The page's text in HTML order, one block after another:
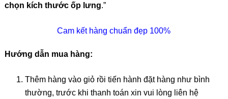
chọn kích thước ốp lưng.”
Cam kết hàng chuẩn đẹp 100%
Hướng dẫn mua hàng:
Thêm hàng vào giỏ rồi tiến hành đặt hàng như bình
thường, trước khi thanh toán xin vui lòng liên hệ